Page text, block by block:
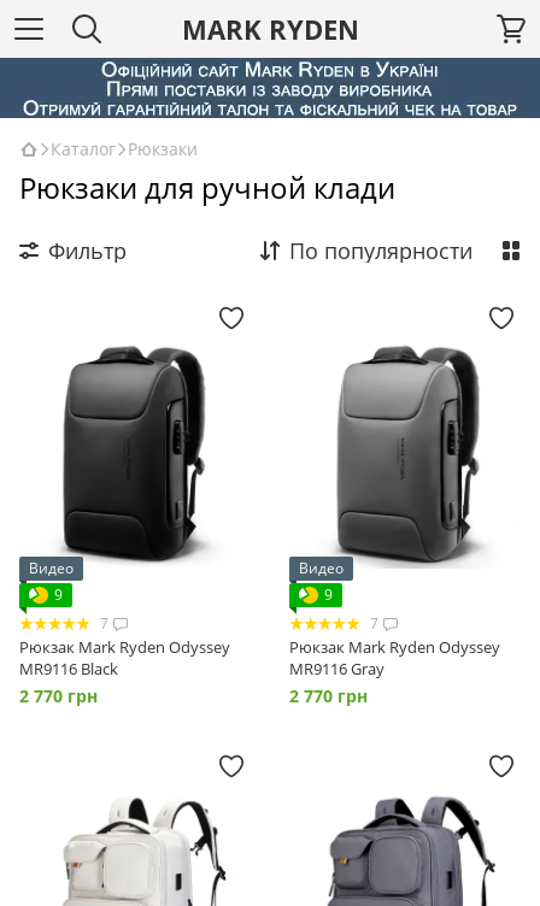
MARK RYDEN
Каталог Рюкзаки
Рюкзаки для ручной клади
Фильтр По популярности
Видео
9
7
Рюкзак Mark Ryden Odyssey
MR9116 Black
2 770 грн
Видео
9
7
Рюкзак Mark Ryden Odyssey
MR9116 Gray
2 770 грн